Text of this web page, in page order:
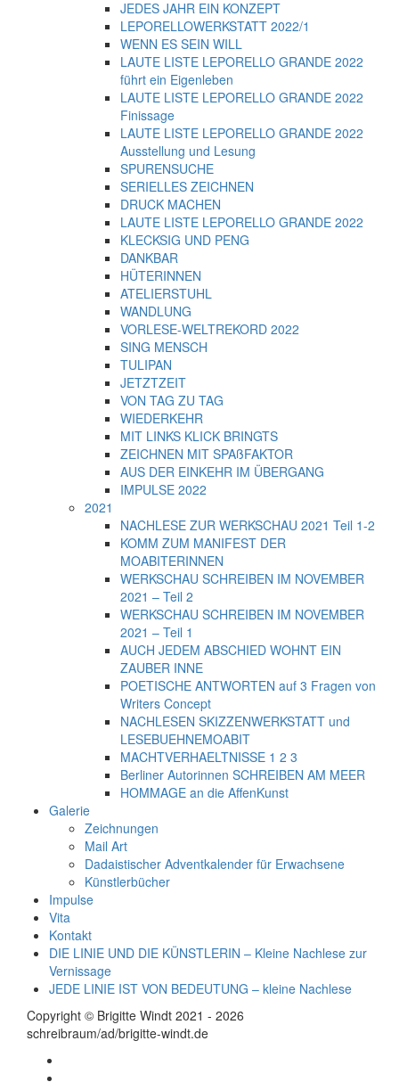
JEDES JAHR EIN KONZEPT
LEPORELLOWERKSTATT 2022/1
WENN ES SEIN WILL
LAUTE LISTE LEPORELLO GRANDE 2022
führt ein Eigenleben
LAUTE LISTE LEPORELLO GRANDE 2022
Finissage
LAUTE LISTE LEPORELLO GRANDE 2022
Ausstellung und Lesung
SPURENSUCHE
SERIELLES ZEICHNEN
DRUCK MACHEN
LAUTE LISTE LEPORELLO GRANDE 2022
KLECKSIG UND PENG
DANKBAR
HÜTERINNEN
ATELIERSTUHL
WANDLUNG
VORLESE-WELTREKORD 2022
SING MENSCH
TULIPAN
JETZTZEIT
VON TAG ZU TAG
WIEDERKEHR
MIT LINKS KLICK BRINGTS
ZEICHNEN MIT SPAßFAKTOR
AUS DER EINKEHR IM ÜBERGANG
IMPULSE 2022
2021
NACHLESE ZUR WERKSCHAU 2021 Teil 1-2
KOMM ZUM MANIFEST DER
MOABITERINNEN
WERKSCHAU SCHREIBEN IM NOVEMBER
2021 – Teil 2
WERKSCHAU SCHREIBEN IM NOVEMBER
2021 – Teil 1
AUCH JEDEM ABSCHIED WOHNT EIN
ZAUBER INNE
POETISCHE ANTWORTEN auf 3 Fragen von
Writers Concept
NACHLESEN SKIZZENWERKSTATT und
LESEBUEHNEMOABIT
MACHTVERHAELTNISSE 1 2 3
Berliner Autorinnen SCHREIBEN AM MEER
HOMMAGE an die AffenKunst
Galerie
Zeichnungen
Mail Art
Dadaistischer Adventkalender für Erwachsene
Künstlerbücher
Impulse
Vita
Kontakt
DIE LINIE UND DIE KÜNSTLERIN – Kleine Nachlese zur
Vernissage
JEDE LINIE IST VON BEDEUTUNG – kleine Nachlese
Copyright © Brigitte Windt 2021 - 2026
schreibraum/ad/brigitte-windt.de